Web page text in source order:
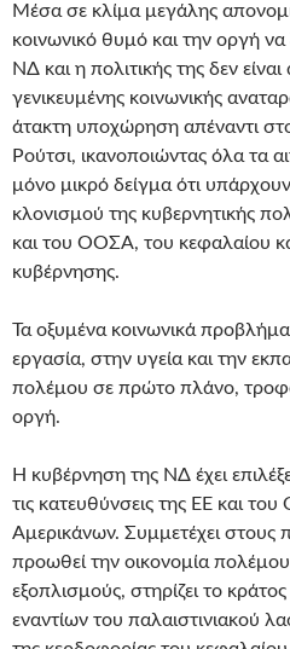
Μέσα σε κλίμα μεγάλης
κοινωνικό θυμό και την οργή να
ΝΔ και η πολιτικής της δεν
γενικευμένης κοινωνικής
άτακτη υποχώρηση απέναντι
Ρούτσι, ικανοποιώντας όλα τα
μόνο μικρό δείγμα ότι
κλονισμού της κυβερνητικής
και του ΟΟΣΑ, του κεφαλαίου
κυβέρνησης.
Τα οξυμένα κοινωνικά
εργασία, στην υγεία και την
πολέμου σε πρώτο πλάνο,
οργή.
Η κυβέρνηση της ΝΔ έχει
τις κατευθύνσεις της ΕΕ και
Αμερικάνων. Συμμετέχει στους
προωθεί την οικονομία
εξοπλισμούς, στηρίζει το
εναντίων του παλαιστινιακού